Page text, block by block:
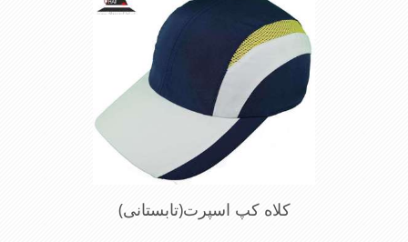
کلاه کپ اسپرت(تابستانی)